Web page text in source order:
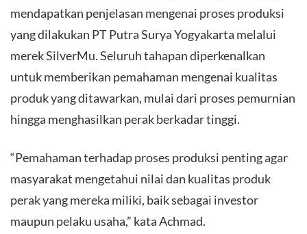
mendapatkan penjelasan mengenai proses produksi
yang dilakukan PT Putra Surya Yogyakarta melalui
merek SilverMu. Seluruh tahapan diperkenalkan
untuk memberikan pemahaman mengenai kualitas
produk yang ditawarkan, mulai dari proses pemurnian
hingga menghasilkan perak berkadar tinggi.
​“Pemahaman terhadap proses produksi penting agar
masyarakat mengetahui nilai dan kualitas produk
perak yang mereka miliki, baik sebagai investor
maupun pelaku usaha,” kata Achmad.